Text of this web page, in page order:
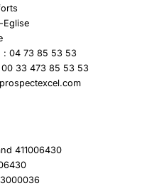
: 04 73 85 53 53
33 473 85 53 53
411006430